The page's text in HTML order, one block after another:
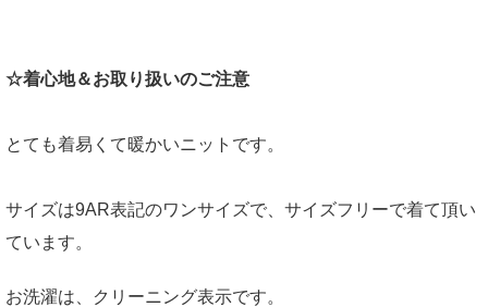
☆着心地＆お取り扱いのご注意
とても着易くて暖かいニットです。
サイズは9AR表記のワンサイズで、サイズフリーで着て頂い
ています。
お洗濯は、クリーニング表示です。